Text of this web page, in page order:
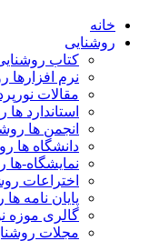
خانه
روشنایی
کتاب
نرم افزارها
مقالات
استاندارد
انجمن ها
دانشگاه ها
نمایشگاه-ها
اختراعات
پایان نامه
گالری موزه
مجلات